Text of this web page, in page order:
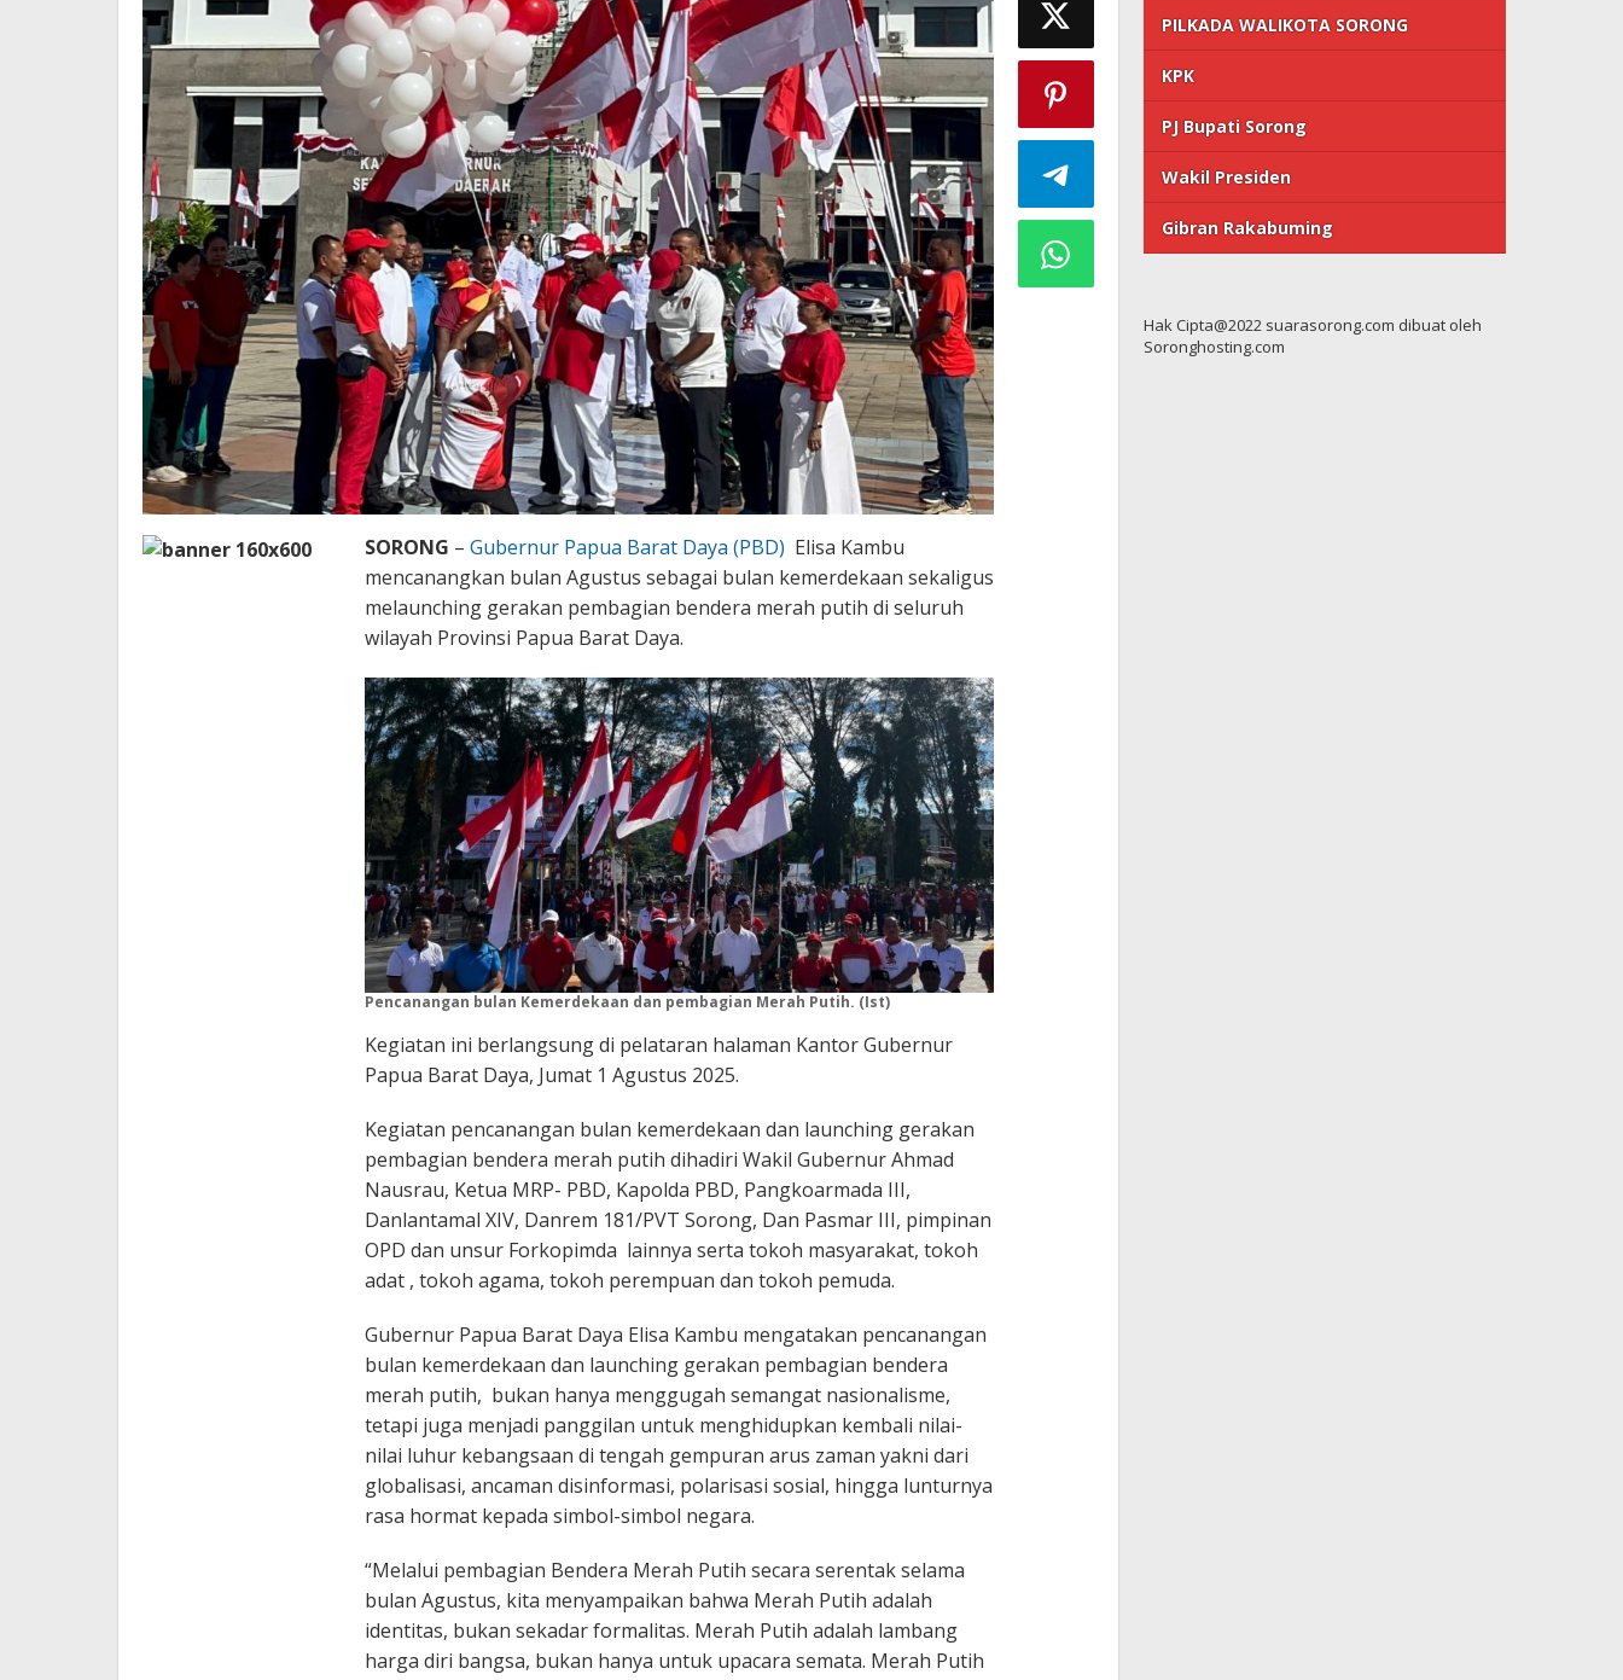
SORONG – Gubernur Papua Barat Daya (PBD) Elisa Kambu
mencanangkan bulan Agustus sebagai bulan kemerdekaan sekaligus
melaunching gerakan pembagian bendera merah putih di seluruh
wilayah Provinsi Papua Barat Daya.
Pencanangan bulan Kemerdekaan dan pembagian Merah Putih. (Ist)
Kegiatan ini berlangsung di pelataran halaman Kantor Gubernur
Papua Barat Daya, Jumat 1 Agustus 2025.
Kegiatan pencanangan bulan kemerdekaan dan launching gerakan
pembagian bendera merah putih dihadiri Wakil Gubernur Ahmad
Nausrau, Ketua MRP- PBD, Kapolda PBD, Pangkoarmada III,
Danlantamal XIV, Danrem 181/PVT Sorong, Dan Pasmar III, pimpinan
OPD dan unsur Forkopimda lainnya serta tokoh masyarakat, tokoh
adat , tokoh agama, tokoh perempuan dan tokoh pemuda.
Gubernur Papua Barat Daya Elisa Kambu mengatakan pencanangan
bulan kemerdekaan dan launching gerakan pembagian bendera
merah putih, bukan hanya menggugah semangat nasionalisme,
tetapi juga menjadi panggilan untuk menghidupkan kembali nilai-
nilai luhur kebangsaan di tengah gempuran arus zaman yakni dari
globalisasi, ancaman disinformasi, polarisasi sosial, hingga lunturnya
rasa hormat kepada simbol-simbol negara.
“Melalui pembagian Bendera Merah Putih secara serentak selama
bulan Agustus, kita menyampaikan bahwa Merah Putih adalah
identitas, bukan sekadar formalitas. Merah Putih adalah lambang
harga diri bangsa, bukan hanya untuk upacara semata. Merah Putih
PILKADA WALIKOTA SORONG
KPK
PJ Bupati Sorong
Wakil Presiden
Gibran Rakabuming
Hak Cipta@2022 suarasorong.com dibuat oleh
Soronghosting.com